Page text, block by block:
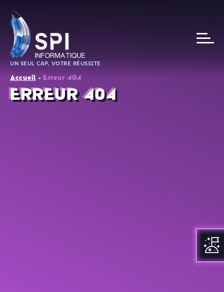
UN SEUL CAP, VOTRE RÉUSSITE
Accueil - Erreur 404
ERREUR 404